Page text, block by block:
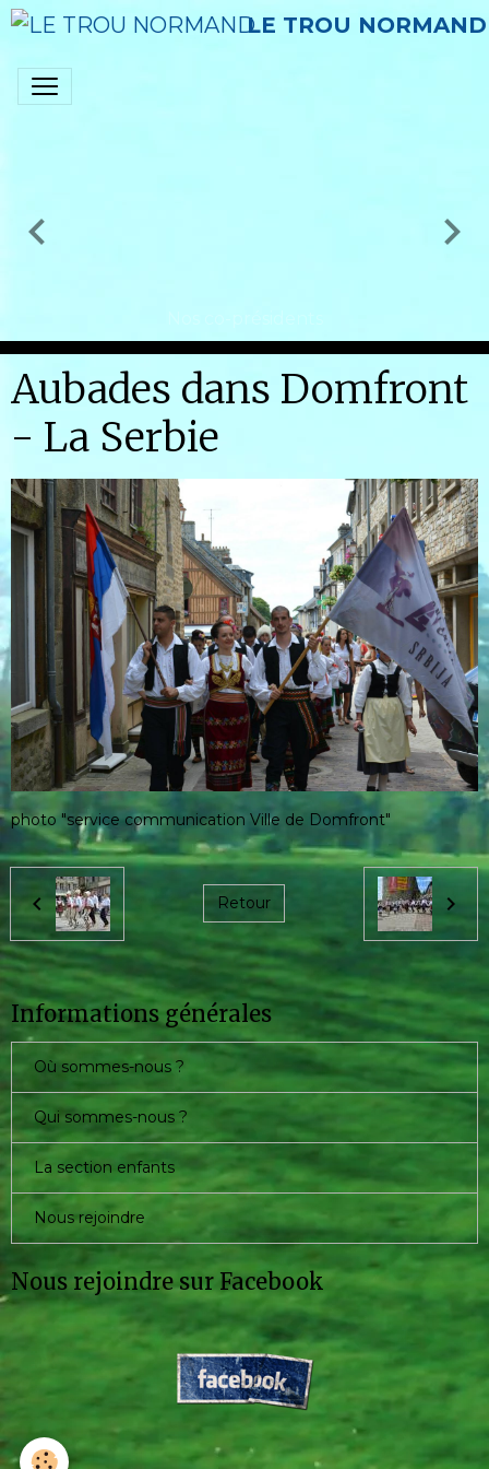
LE TROU NORMAND
Aubades dans Domfront
- La Serbie
photo "service communication Ville de Domfront"
Retour
Informations générales
Où sommes-nous ?
Qui sommes-nous ?
La section enfants
Nous rejoindre
Nous rejoindre sur Facebook